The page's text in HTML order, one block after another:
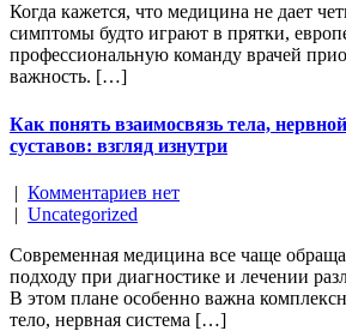
Когда кажется, что медицина не дает
симптомы будто играют в прятки,
профессиональную команду врачей
важность. […]
Как понять взаимосвязь тела,
суставов: взгляд изнутри
| Комментариев нет
| Uncategorized
Современная медицина все чаще
подходу при диагностике и лечении
В этом плане особенно важна
тело, нервная система […]